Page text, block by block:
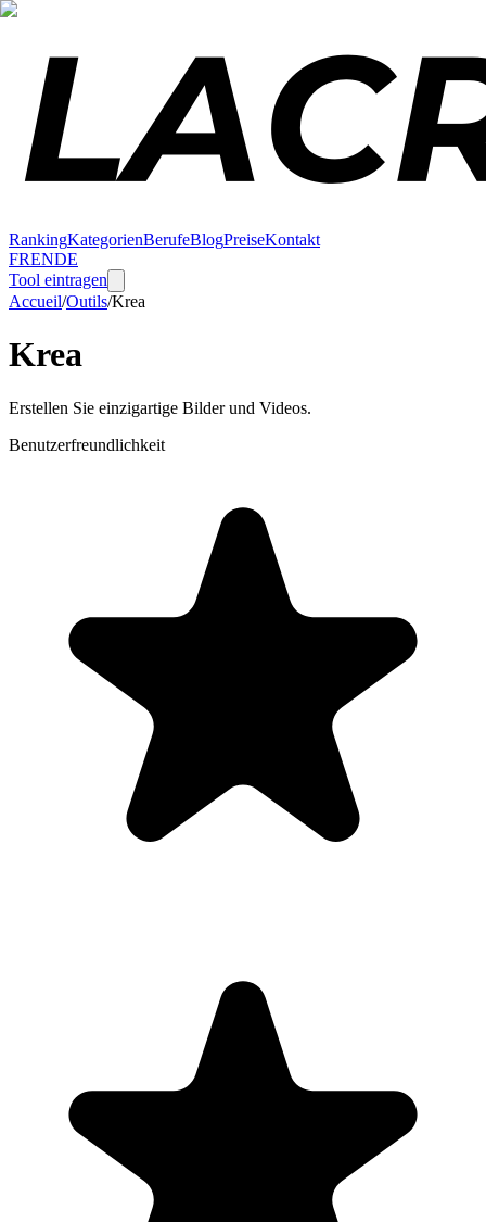
RankingKategorienBerufeBlogPreiseKontakt
FRENDE
Tool eintragen
Accueil/Outils/Krea
Krea
Erstellen Sie einzigartige Bilder und Videos.
Benutzerfreundlichkeit